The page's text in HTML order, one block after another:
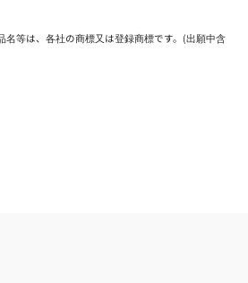
等は、各社の商標又は登録商標です。(出願中含